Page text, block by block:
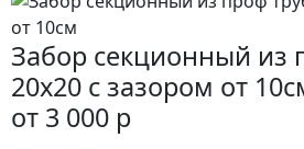
Забор секционный из
20х20 с зазором от
от 3 000 р